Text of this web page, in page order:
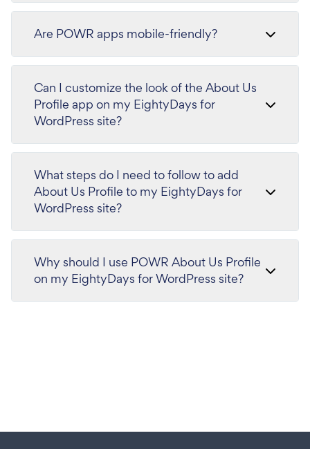
Are POWR apps mobile-friendly?
Can I customize the look of the About Us
Profile app on my EightyDays for
WordPress site?
What steps do I need to follow to add
About Us Profile to my EightyDays for
WordPress site?
Why should I use POWR About Us Profile
on my EightyDays for WordPress site?